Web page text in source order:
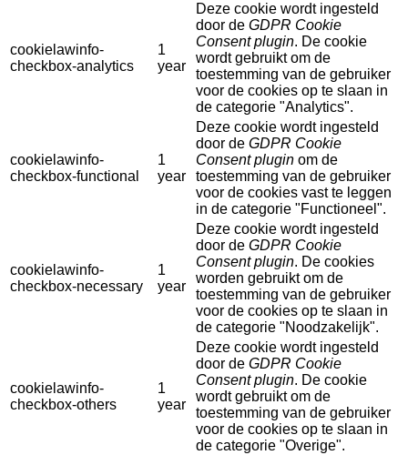
cookielawinfo-
checkbox-analytics
1
year
Deze cookie wordt ingesteld
door de GDPR Cookie
Consent plugin. De cookie
wordt gebruikt om de
toestemming van de gebruiker
voor de cookies op te slaan in
de categorie "Analytics".
cookielawinfo-
checkbox-functional
1
year
Deze cookie wordt ingesteld
door de GDPR Cookie
Consent plugin om de
toestemming van de gebruiker
voor de cookies vast te leggen
in de categorie "Functioneel".
cookielawinfo-
checkbox-necessary
1
year
Deze cookie wordt ingesteld
door de GDPR Cookie
Consent plugin. De cookies
worden gebruikt om de
toestemming van de gebruiker
voor de cookies op te slaan in
de categorie "Noodzakelijk".
cookielawinfo-
checkbox-others
1
year
Deze cookie wordt ingesteld
door de GDPR Cookie
Consent plugin. De cookie
wordt gebruikt om de
toestemming van de gebruiker
voor de cookies op te slaan in
de categorie "Overige".